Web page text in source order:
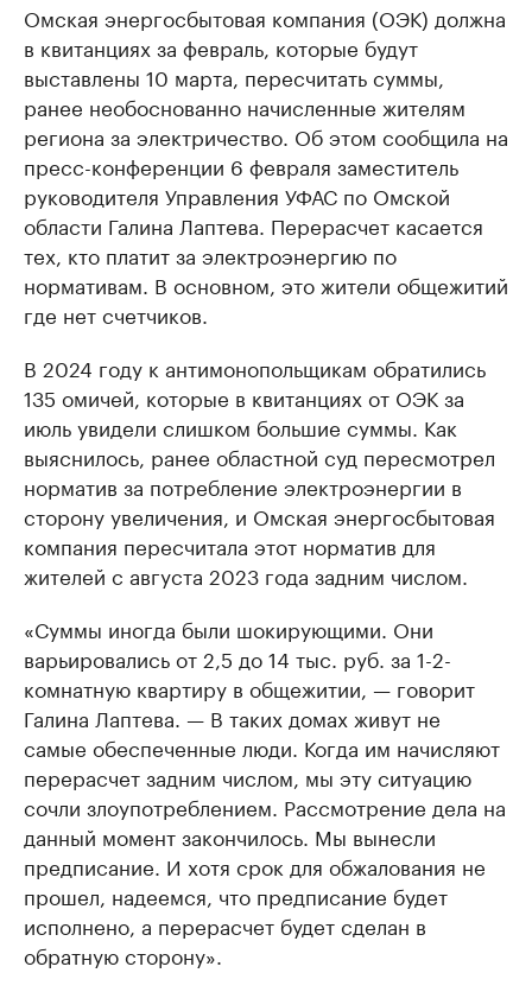
Омская энергосбытовая компания (ОЭК) должна
в квитанциях за февраль, которые будут
выставлены 10 марта, пересчитать суммы,
ранее необоснованно начисленные жителям
региона за электричество. Об этом сообщила на
пресс-конференции 6 февраля заместитель
руководителя Управления УФАС по Омской
области Галина Лаптева. Перерасчет касается
тех, кто платит за электроэнергию по
нормативам. В основном, это жители общежитий
где нет счетчиков.
В 2024 году к антимонопольщикам обратились
135 омичей, которые в квитанциях от ОЭК за
июль увидели слишком большие суммы. Как
выяснилось, ранее областной суд пересмотрел
норматив за потребление электроэнергии в
сторону увеличения, и Омская энергосбытовая
компания пересчитала этот норматив для
жителей с августа 2023 года задним числом.
«Суммы иногда были шокирующими. Они
варьировались от 2,5 до 14 тыс. руб. за 1-2-
комнатную квартиру в общежитии, — говорит
Галина Лаптева. — В таких домах живут не
самые обеспеченные люди. Когда им начисляют
перерасчет задним числом, мы эту ситуацию
сочли злоупотреблением. Рассмотрение дела на
данный момент закончилось. Мы вынесли
предписание. И хотя срок для обжалования не
прошел, надеемся, что предписание будет
исполнено, а перерасчет будет сделан в
обратную сторону».